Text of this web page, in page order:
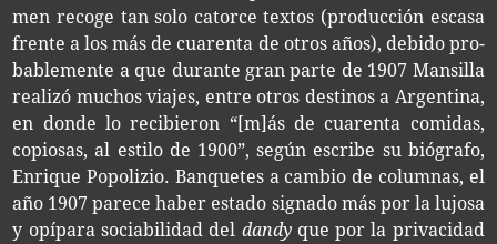
men reco­ge tan solo cator­ce tex­tos (pro­duc­ción esca­sa
fren­te a los más de cua­ren­ta de otros años), debi­do pro­
ba­ble­men­te a que duran­te gran parte de 1907 Man­si­lla
reali­zó muchos via­jes, entre otros des­ti­nos a Argen­ti­na,
en donde lo reci­bie­ron “[m]ás de cua­ren­ta comi­das,
copio­sas, al esti­lo de 1900”, según escri­be su bió­gra­fo,
Enri­que Popo­li­zio. Ban­que­tes a cam­bio de colum­nas, el
año 1907 pare­ce haber esta­do sig­na­do más por la lujo­sa
y opí­pa­ra socia­bi­li­dad del dandyque por la pri­va­ci­dad